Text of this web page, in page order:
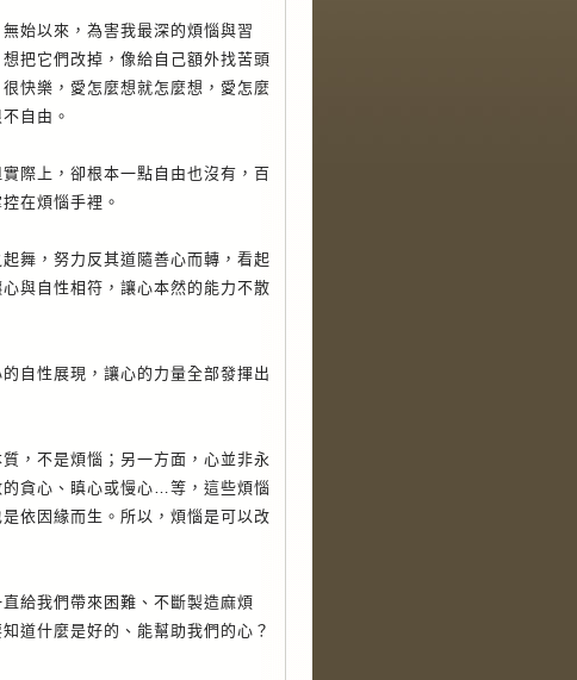
始以來，為害我最深的煩惱與習
把它們改掉，像給自己額外找苦頭
快樂，愛怎麼想就怎麼想，愛怎麼
自由。
際上，卻根本一點自由也沒有，百
在煩惱手裡。
舞，努力反其道隨善心而轉，看起
與自性相符，讓心本然的能力不散
性展現，讓心的力量全部發揮出
不是煩惱；另一方面，心並非永
貪心、瞋心或慢心…等，這些煩惱
依因緣而生。所以，煩惱是可以改
給我們帶來困難、不斷製造麻煩
道什麼是好的、能幫助我們的心？